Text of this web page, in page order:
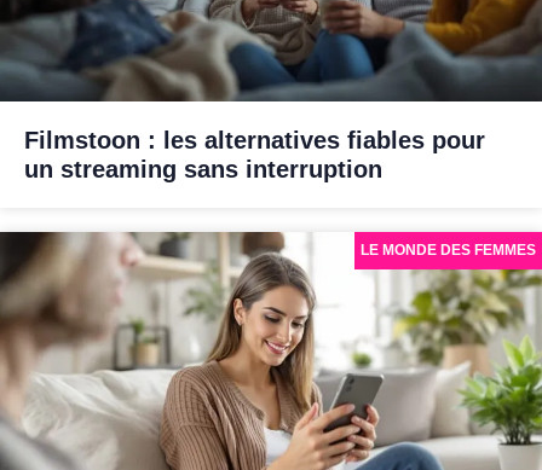
Filmstoon : les alternatives fiables pour
un streaming sans interruption
LE MONDE DES FEMMES